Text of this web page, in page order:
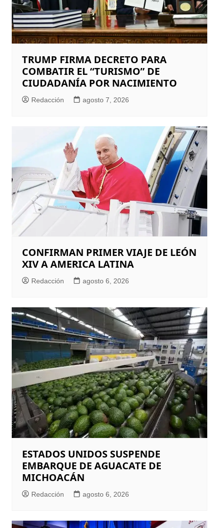
TRUMP FIRMA DECRETO PARA
COMBATIR EL “TURISMO” DE
CIUDADANÍA POR NACIMIENTO
Redacción agosto 7, 2026
CONFIRMAN PRIMER VIAJE DE LEÓN
XIV A AMERICA LATINA
Redacción agosto 6, 2026
ESTADOS UNIDOS SUSPENDE
EMBARQUE DE AGUACATE DE
MICHOACÁN
Redacción agosto 6, 2026